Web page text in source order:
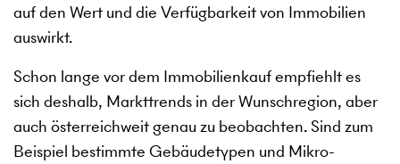
auf den Wert und die Verfügbarkeit von Immobilien
auswirkt.
Schon lange vor dem Immobilienkauf empfiehlt es
sich deshalb, Markttrends in der Wunschregion, aber
auch österreichweit genau zu beobachten. Sind zum
Beispiel bestimmte Gebäudetypen und Mikro-